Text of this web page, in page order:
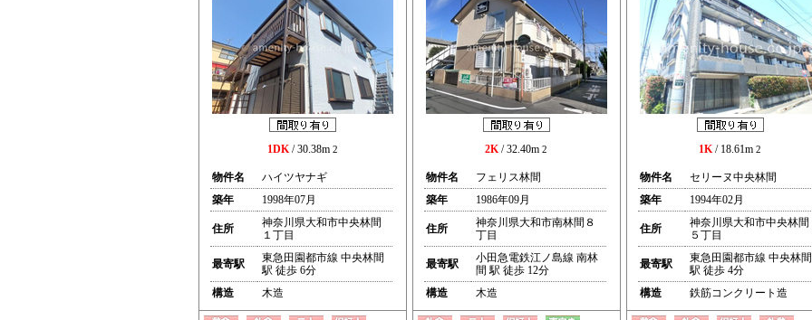
1DK/ 30.38m 2
物件名
ハイツヤナギ
築年
1998年07月
住所
神奈川県大和市中央林間
１丁目
最寄駅
東急田園都市線 中央林間
駅 徒歩 6分
構造
木造
2K/ 32.40m 2
物件名
フェリス林間
築年
1986年09月
住所
神奈川県大和市南林間８
丁目
最寄駅
小田急電鉄江ノ島線 南林
間 駅 徒歩 12分
構造
木造
1K/ 18.61m 2
物件名
セリーヌ中央林間
築年
1994年02月
住所
神奈川県大和市中央林間
５丁目
最寄駅
東急田園都市線 中央林間
駅 徒歩 4分
構造
鉄筋コンクリート造